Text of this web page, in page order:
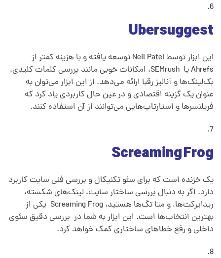
ل
س
ئ
و
س
ا
ی
ت
Ubersuggest
این ابزار توسط Neil Patel توسعه یافته و با هزینه کمتر از
Ahrefs یا SEMrush، امکانات خوبی مانند بررسی کلمات کلیدی،
بک‌لینک‌ها و آنالیز رقبا ارائه می‌دهد. از این ابزار می‌توان به
عنوان یک گزینه اقتصادی و در عین حال کاربردی یاد کرد که
فریلنسرها و استارتاپ‌هایی می‌توانند از آن استفاده کنند.
Screaming Frog
یک خزنده است که برای سئو تکنیکال و بررسی فنی سایت کاربرد
دارد. اگر به دنبال بررسی ساختار سایت، لینک‌های شکسته،
ریدایرکت‌ها، و متا تگ‌ها هستید، Screaming Frog یکی از
بهترین انتخاب‌ها است. این ابزار به شما در بررسی دقیق سئوی
داخلی و رفع خطاهای ساختاری کمک خواهد کرد.